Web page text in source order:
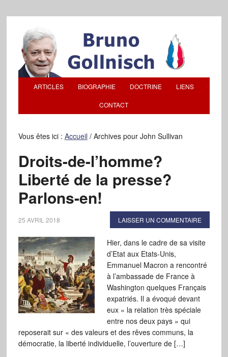
ARTICLES BIOGRAPHIE DOCTRINE LIENS
CONTACT
Vous êtes ici : Accueil /Archives pour John Sullivan
Droits-de-l’homme?
Liberté de la presse?
Parlons-en!
25 AVRIL 2018 LAISSER UN COMMENTAIRE
Hier, dans le cadre de sa visite
d’Etat aux Etats-Unis,
Emmanuel Macron a rencontré
à l’ambassade de France à
Washington quelques Français
expatriés. Il a évoqué devant
eux « la relation très spéciale
entre nos deux pays » qui
reposerait sur « des valeurs et des rêves communs, la
démocratie, la liberté individuelle, l’ouverture de […]